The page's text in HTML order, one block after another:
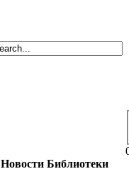
Новости Библиотеки